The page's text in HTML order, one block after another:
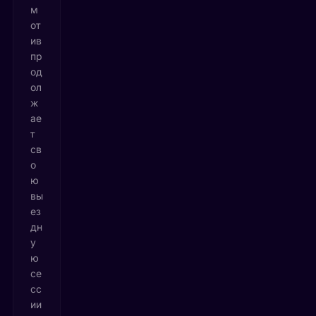
м
от
ив
пр
од
ол
ж
ае
т
св
о
ю
вы
ез
дн
у
ю
се
сс
ии